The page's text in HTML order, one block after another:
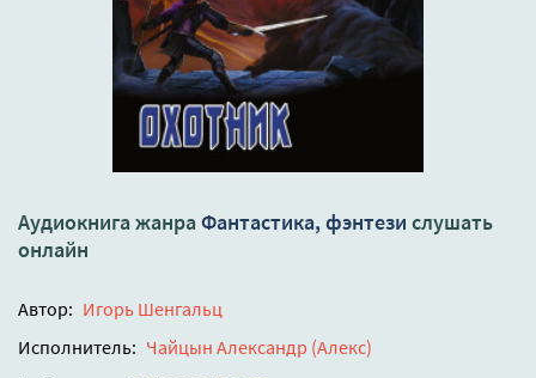
Аудиокнига жанра Фантастика, фэнтези слушать
онлайн
Автор: Игорь Шенгальц
Исполнитель: Чайцын Александр (Алекс)